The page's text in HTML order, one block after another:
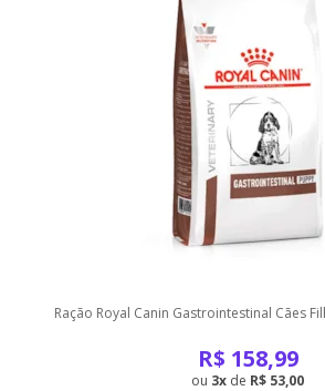
Ração Royal Canin Gastrointestinal Cães
R$ 158,99
3 de R$ 53,00